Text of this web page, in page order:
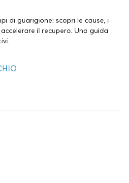
di guarigione: scopri le cause, i
il recupero. Una guida